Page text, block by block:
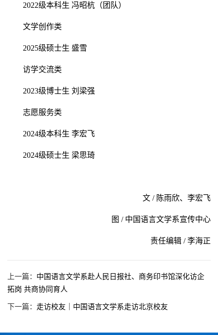
2022级本科生 冯昭杭（团队）
文学创作类
2025级硕士生 盛雪
访学交流类
2023级博士生 刘梁强
志愿服务类
2024级本科生 李宏飞
2024级硕士生 梁思琦
文 / 陈雨欣、李宏飞
图 / 中国语言文学系宣传中心
责任编辑 / 李海正
上一篇： 中国语言文学系赴人民日报社、商务印书馆深化访企
拓岗 共商协同育人
下一篇： 走访校友｜中国语言文学系走访北京校友